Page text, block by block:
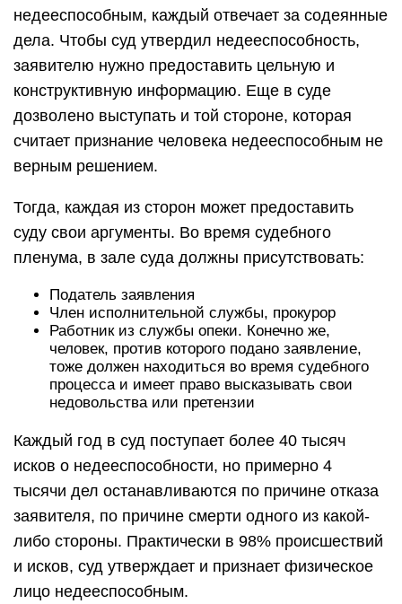
недееспособным, каждый отвечает за содеянные
дела. Чтобы суд утвердил недееспособность,
заявителю нужно предоставить цельную и
конструктивную информацию. Еще в суде
дозволено выступать и той стороне, которая
считает признание человека недееспособным не
верным решением.
Тогда, каждая из сторон может предоставить
суду свои аргументы. Во время судебного
пленума, в зале суда должны присутствовать:
Податель заявления
Член исполнительной службы, прокурор
Работник из службы опеки. Конечно же,
человек, против которого подано заявление,
тоже должен находиться во время судебного
процесса и имеет право высказывать свои
недовольства или претензии
Каждый год в суд поступает более 40 тысяч
исков о недееспособности, но примерно 4
тысячи дел останавливаются по причине отказа
заявителя, по причине смерти одного из какой-
либо стороны. Практически в 98% происшествий
и исков, суд утверждает и признает физическое
лицо недееспособным.